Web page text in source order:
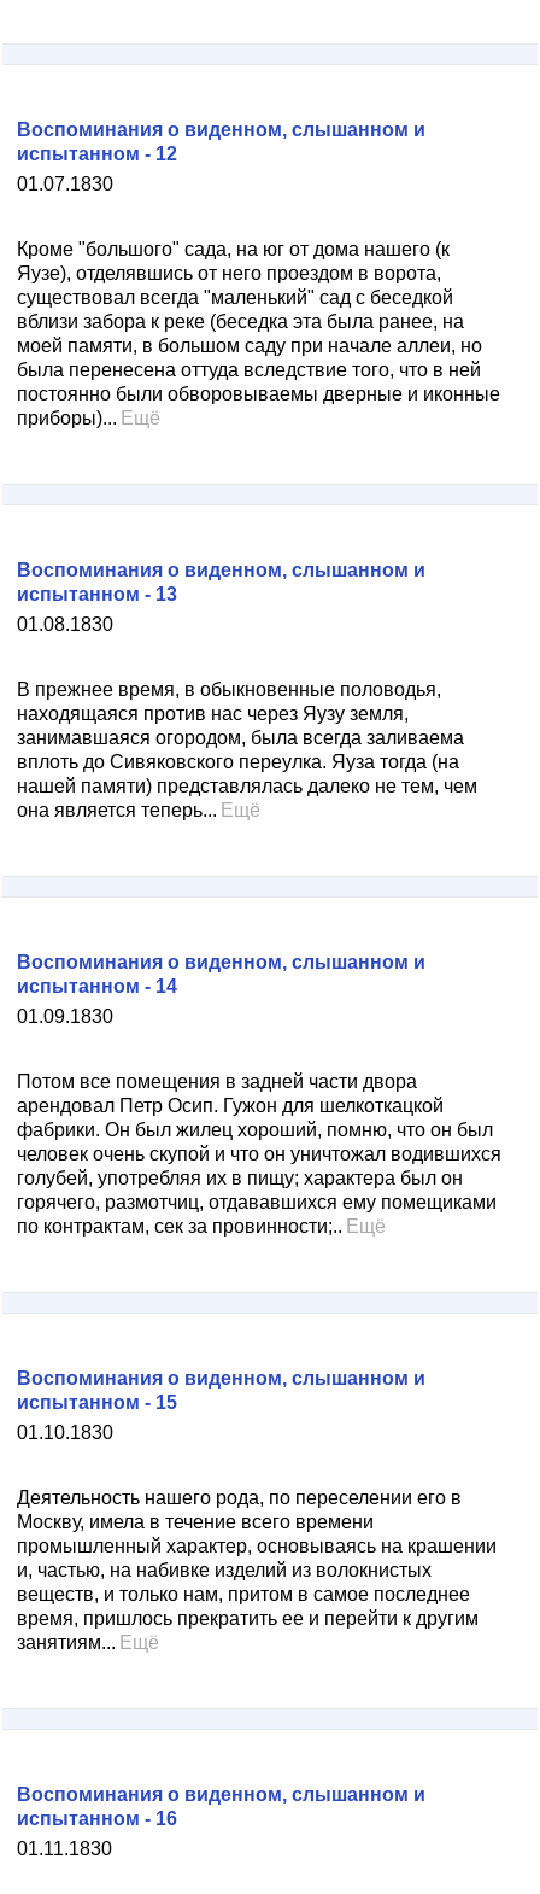
01.07.1830
Воспоминания о виденном, слышанном и
испытанном - 12
Кроме "большого" сада, на юг от дома нашего (к
Яузе), отделявшись от него проездом в ворота,
существовал всегда "маленький" сад с беседкой
вблизи забора к реке (беседка эта была ранее, на
моей памяти, в большом саду при начале аллеи, но
была перенесена оттуда вследствие того, что в ней
постоянно были обворовываемы дверные и иконные
приборы)... Ещё
01.08.1830
Воспоминания о виденном, слышанном и
испытанном - 13
В прежнее время, в обыкновенные половодья,
находящаяся против нас через Яузу земля,
занимавшаяся огородом, была всегда заливаема
вплоть до Сивяковского переулка. Яуза тогда (на
нашей памяти) представлялась далеко не тем, чем
она является теперь... Ещё
01.09.1830
Воспоминания о виденном, слышанном и
испытанном - 14
Потом все помещения в задней части двора
арендовал Петр Осип. Гужон для шелкоткацкой
фабрики. Он был жилец хороший, помню, что он был
человек очень скупой и что он уничтожал водившихся
голубей, употребляя их в пищу; характера был он
горячего, размотчиц, отдававшихся ему помещиками
по контрактам, сек за провинности;.. Ещё
01.10.1830
Воспоминания о виденном, слышанном и
испытанном - 15
Деятельность нашего рода, по переселении его в
Москву, имела в течение всего времени
промышленный характер, основываясь на крашении
и, частью, на набивке изделий из волокнистых
веществ, и только нам, притом в самое последнее
время, пришлось прекратить ее и перейти к другим
занятиям... Ещё
01.11.1830
Воспоминания о виденном, слышанном и
испытанном - 16